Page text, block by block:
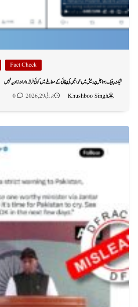
Fact Check
فیکٹ چیک: ہماچل پردیش میں خواتین کی پٹائی کے معاملے میں کوئی فرقہ وارانہ زاویہ نہیں
Khushboo Singh
جولائی 29, 2026 0